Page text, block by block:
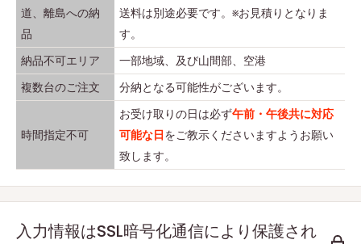
道、離島への納
品
送料は別途必要です。※お見積りとなりま
す。
納品不可エリア 一部地域、及び山間部、空港
複数台のご注文 分納となる可能性がございます。
時間指定不可
お受け取りの日は必ず午前・午後共に対応
可能な日 をご教示くださいますようお願い
致します。
入力情報はSSL暗号化通信により保護され